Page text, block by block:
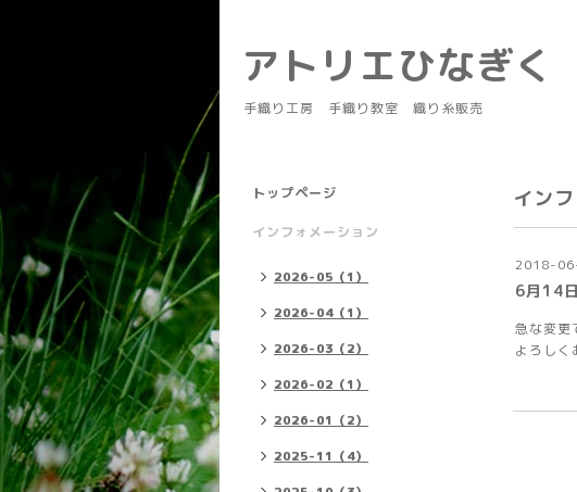
アトリエひなぎ
手織り工房 手織り教室 織り糸販売
イン
2018-
6月14
急な変更
よろしく
トップページ
インフォメーション
2026-05（1）
2026-04（1）
2026-03（2）
2026-02（1）
2026-01（2）
2025-11（4）